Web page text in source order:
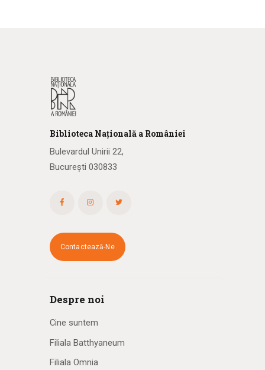
Biblioteca Națională a României
Bulevardul Unirii 22,
București 030833
Contactează-Ne
Despre noi
Cine suntem
Filiala Batthyaneum
Filiala Omnia